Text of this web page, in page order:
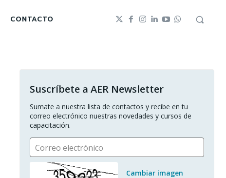
CONTACTO
Suscríbete a AER Newsletter
Sumate a nuestra lista de contactos y recibe en tu
correo electrónico nuestras novedades y cursos de
capacitación.
Correo electrónico
Cambiar imagen